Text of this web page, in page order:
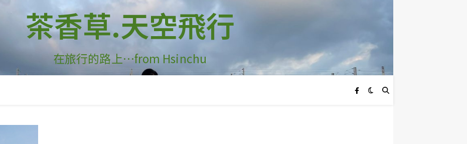
茶香草.天空飛行
在旅行的路上…from Hsinchu